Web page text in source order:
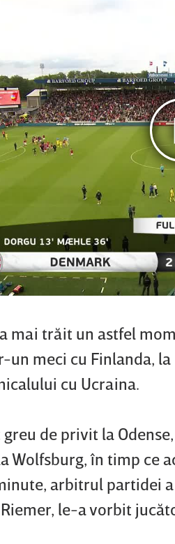
mai trăit un astfel
un meci cu Finlanda,
cu Ucraina.
de privit la
Wolfsburg, în timp ce
arbitrul partidei
le-a vorbit